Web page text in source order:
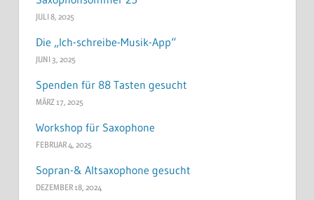
JULI 8, 2025
Die „Ich-schreibe-Musik-App“
JUNI 3, 2025
Spenden für 88 Tasten gesucht
MÄRZ 17, 2025
Workshop für Saxophone
FEBRUAR 4, 2025
Sopran-& Altsaxophone gesucht
DEZEMBER 18, 2024